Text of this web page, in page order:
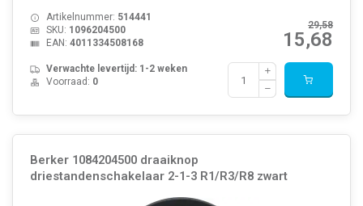
29,58
15,68
Artikelnummer: 514441
SKU: 1096204500
EAN: 4011334508168
Verwachte levertijd: 1-2 weken
Voorraad: 0
Berker 1084204500 draaiknop
driestandenschakelaar 2-1-3 R1/R3/R8 zwart